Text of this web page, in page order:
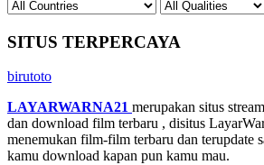
SITUS TERPERCAYA
birutoto
LAYARWARNA21 merupakan situs
dan download film terbaru , disitus
menemukan film-film terbaru dan terupdate
kamu download kapan pun kamu mau.